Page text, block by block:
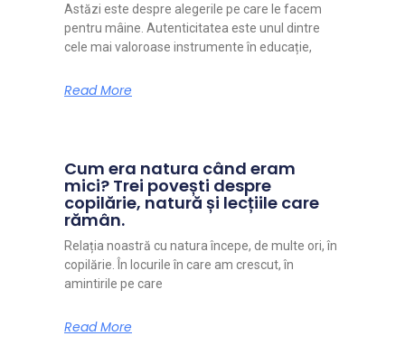
Astăzi este despre alegerile pe care le facem
pentru mâine. Autenticitatea este unul dintre
cele mai valoroase instrumente în educație,
Read More
Cum era natura când eram
mici? Trei povești despre
copilărie, natură și lecțiile care
rămân.
Relația noastră cu natura începe, de multe ori, în
copilărie. În locurile în care am crescut, în
amintirile pe care
Read More